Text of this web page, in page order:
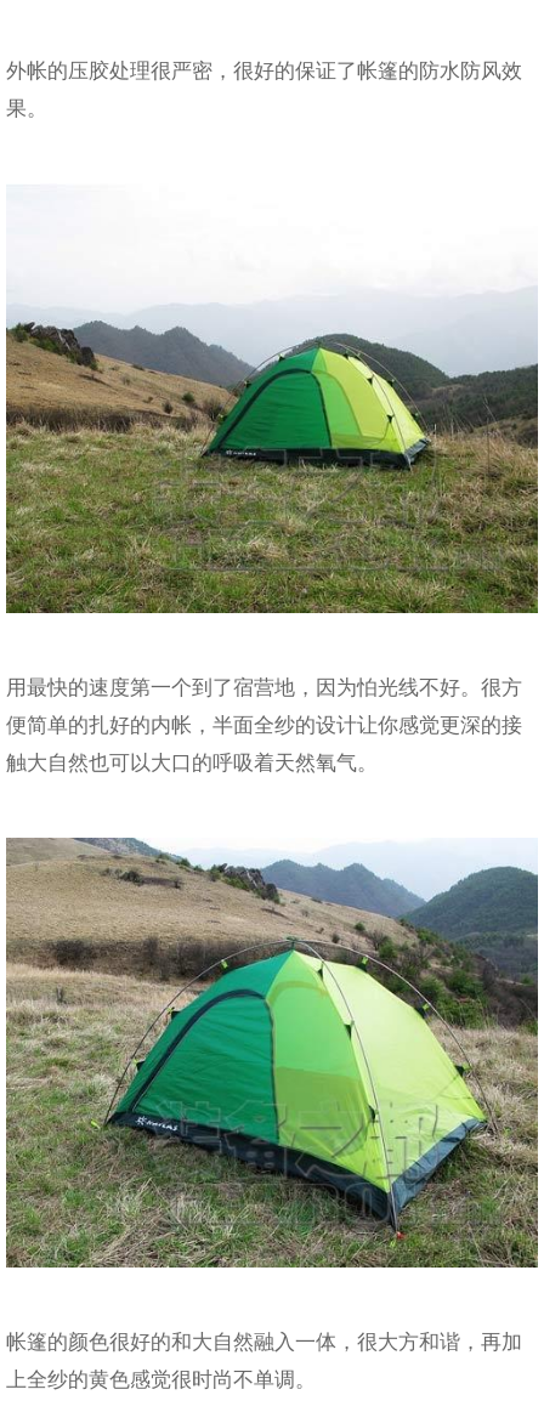
外帐的压胶处理很严密，很好的保证了帐篷的防水防风效
果。
用最快的速度第一个到了宿营地，因为怕光线不好。很方
便简单的扎好的内帐，半面全纱的设计让你感觉更深的接
触大自然也可以大口的呼吸着天然氧气。
帐篷的颜色很好的和大自然融入一体，很大方和谐，再加
上全纱的黄色感觉很时尚不单调。